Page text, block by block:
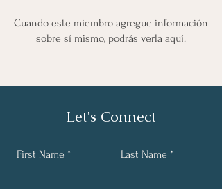
Cuando este miembro agregue información
sobre sí mismo, podrás verla aquí.
Let's Connect
First Name Last Name